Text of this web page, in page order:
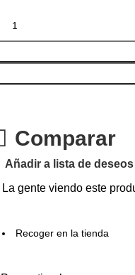
Comparar
Añadir a lista de deseos
La gente viendo este
Recoger en la tienda